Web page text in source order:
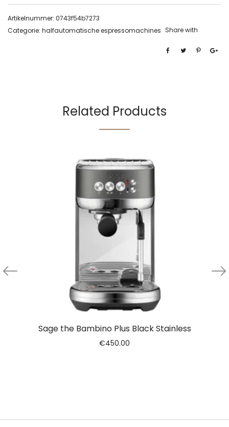
Artikelnummer: 0743f54b7273
Categorie: halfautomatische espressomachines Share with
Related Products
Sage the Bambino Plus Black Stainless
€450.00